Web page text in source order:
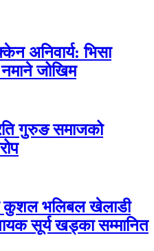
अनिवार्य: भिसा
जोखिम
गुरुङ समाजको
कुशल भलिबल खेलाडी
सूर्य खड्का सम्मानित